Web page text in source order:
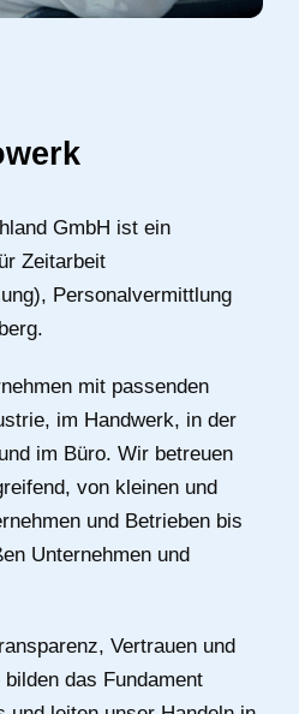
GmbH ist ein
Zeitarbeit
Personalvermittlung
mit passenden
im Handwerk, in der
im Büro. Wir betreuen
von kleinen und
und Betrieben bis
Unternehmen und
Vertrauen und
das Fundament